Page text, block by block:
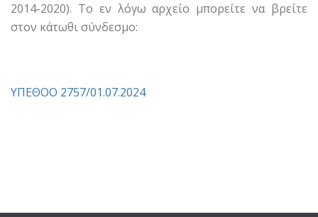
2014-2020). Το εν λόγω αρχείο μπορείτε να βρείτε
στον κάτωθι σύνδεσμο:
ΥΠΕΘΟΟ 2757/01.07.2024